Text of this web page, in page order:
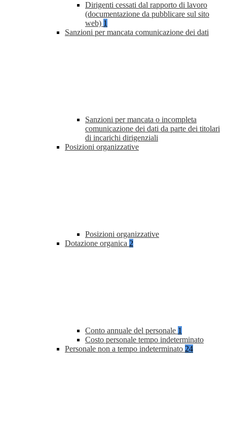
Dirigenti cessati dal rapporto di lavoro
(documentazione da pubblicare sul sito
web) 1
Sanzioni per mancata comunicazione dei dati
Sanzioni per mancata o incompleta
comunicazione dei dati da parte dei titolari
di incarichi dirigenziali
Posizioni organizzative
Posizioni organizzative
Dotazione organica 2
Conto annuale del personale 1
Costo personale tempo indeterminato
Personale non a tempo indeterminato 24